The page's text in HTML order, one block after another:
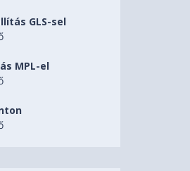
GLS-sel
MPL-el